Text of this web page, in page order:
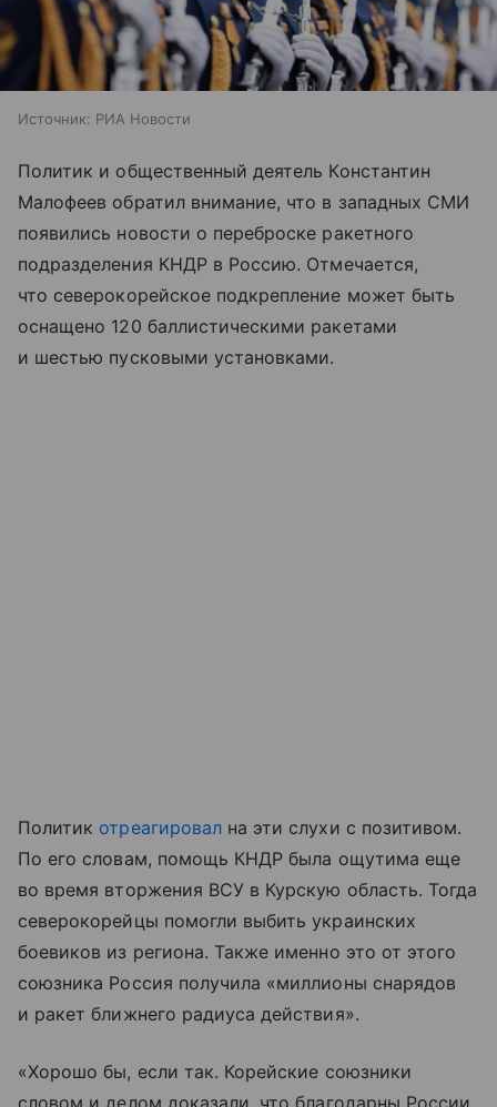
Источник: РИА Новости
Политик и общественный деятель Константин
Малофеев обратил внимание, что в западных СМИ
появились новости о переброске ракетного
подразделения КНДР в Россию. Отмечается,
что северокорейское подкрепление может быть
оснащено 120 баллистическими ракетами
и шестью пусковыми установками.
Политик отреагировална эти слухи с позитивом.
По его словам, помощь КНДР была ощутима еще
во время вторжения ВСУ в Курскую область. Тогда
северокорейцы помогли выбить украинских
боевиков из региона. Также именно это от этого
союзника Россия получила «миллионы снарядов
и ракет ближнего радиуса действия».
«Хорошо бы, если так. Корейские союзники